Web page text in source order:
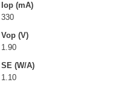
SMD
代工服務
關於友嘉
Iop (mA)
330
Vop (V)
1.90
SE (W/A)
1.10